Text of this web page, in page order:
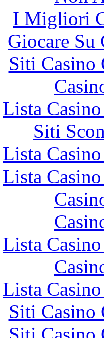
I Migliori
Giocare Su
Siti Casino
Lista
Siti
Lista
Lista
Lista
Lista
Siti Casino